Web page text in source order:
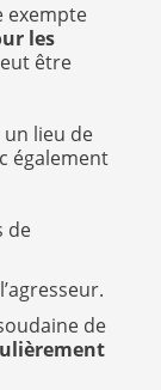
exempte
les
être
lieu de
également
de
de